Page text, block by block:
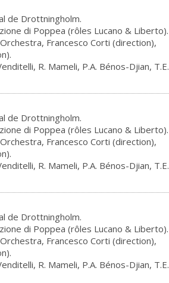
de Drottningholm.
di Poppea (rôles Lucano & Liberto).
Francesco Corti (direction),
R. Mameli, P.A. Bénos-Djian, T.E.
de Drottningholm.
di Poppea (rôles Lucano & Liberto).
Francesco Corti (direction),
R. Mameli, P.A. Bénos-Djian, T.E.
de Drottningholm.
di Poppea (rôles Lucano & Liberto).
Francesco Corti (direction),
R. Mameli, P.A. Bénos-Djian, T.E.